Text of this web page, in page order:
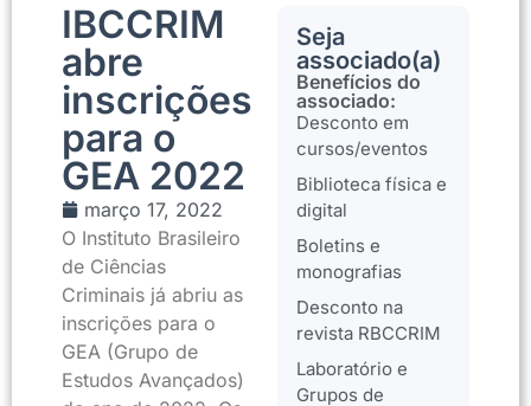
IBCCRIM
abre
inscrições
para o
GEA 2022
março 17, 2022
O Instituto Brasileiro
de Ciências
Criminais já abriu as
inscrições para o
GEA (Grupo de
Estudos Avançados)
Seja
associado(a)
Benefícios do
associado:
Desconto em
cursos/eventos
Biblioteca física e
digital
Boletins e
monografias
Desconto na
revista RBCCRIM
Laboratório e
Grupos de